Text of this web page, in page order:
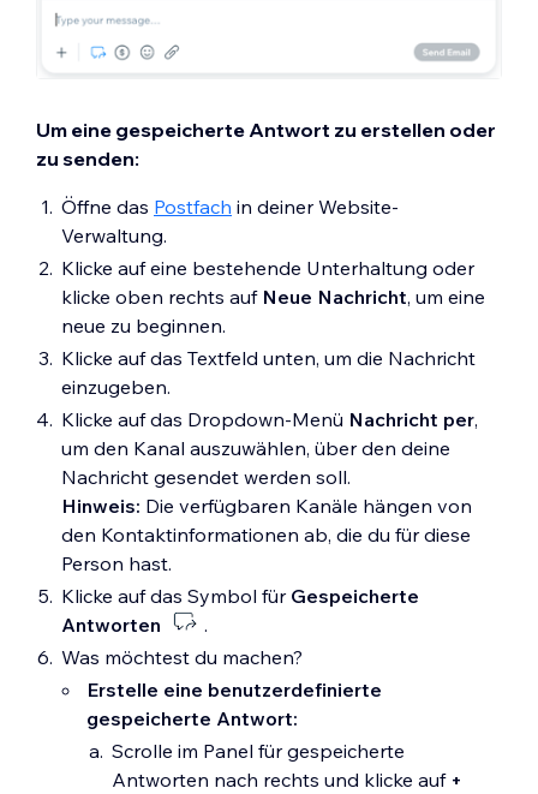
Um eine gespeicherte Antwort zu erstellen oder
zu senden:
Öffne das Postfach in deiner Website-
Verwaltung.
Klicke auf eine bestehende Unterhaltung oder
klicke oben rechts auf Neue Nachricht, um eine
neue zu beginnen.
Klicke auf das Textfeld unten, um die Nachricht
einzugeben.
Klicke auf das Dropdown-Menü Nachricht per,
um den Kanal auszuwählen, über den deine
Nachricht gesendet werden soll.
Hinweis: Die verfügbaren Kanäle hängen von
den Kontaktinformationen ab, die du für diese
Person hast.
Klicke auf das Symbol für Gespeicherte
Antworten
.
Was möchtest du machen?
Erstelle eine benutzerdefinierte
gespeicherte Antwort:
Scrolle im Panel für gespeicherte
Antworten nach rechts und klicke auf +